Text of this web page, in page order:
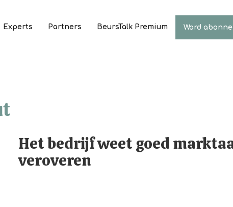
Experts Partners BeursTalk Premium Word
Het bedrijf weet goed
veroveren